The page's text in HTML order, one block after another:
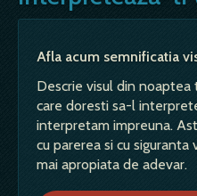
Afla acum semnificatia
Descrie visul din noaptea
care doresti sa-l
interpretam impreuna.
cu parerea si cu
mai apropiata de adevar.